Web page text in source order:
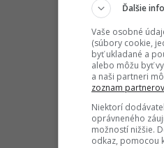
Ďalšie
Vaše osobné
(súbory cookie,
byť ukladané a
alebo môžu byť
a naši partneri
zoznam
Niektorí
oprávneného
možností nižšie.
odkaz, pomocou